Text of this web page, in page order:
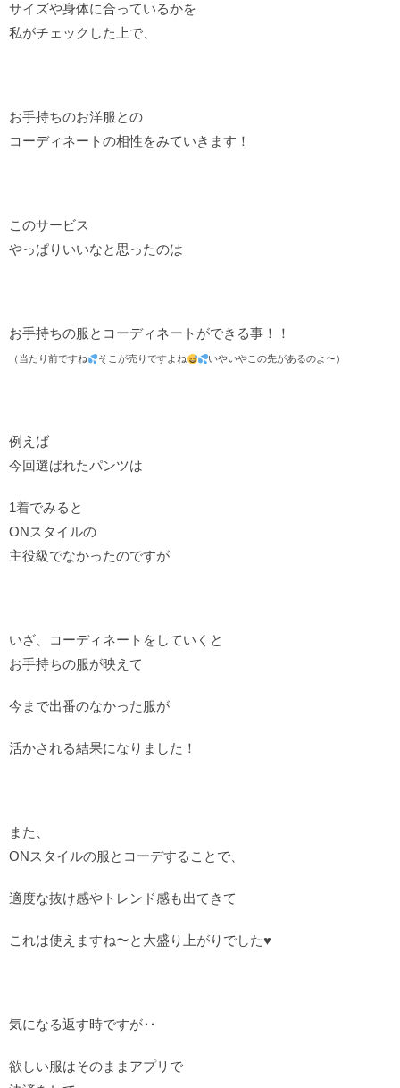
サイズや身体に合っているかを
私がチェックした上で、
お手持ちのお洋服との
コーディネートの相性をみていきます！
このサービス
やっぱりいいなと思ったのは
お手持ちの服とコーディネートができる事！！
（当たり前ですね そこが売りですよね いやいやこの先があるのよ〜）
例えば
今回選ばれたパンツは
1着でみると
ONスタイルの
主役級でなかったのですが
いざ、コーディネートをしていくと
お手持ちの服が映えて
今まで出番のなかった服が
活かされる結果になりました！
また、
ONスタイルの服とコーデすることで、
適度な抜け感やトレンド感も出てきて
これは使えますね〜と大盛り上がりでした♥︎
気になる返す時ですが‥
欲しい服はそのままアプリで